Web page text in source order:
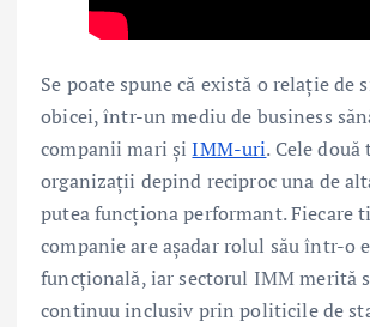
Se poate spune că există o relație de
obicei, într-un mediu de business
companii mari șiIMM-uri. Cele
organizații depind reciproc una de
putea funcționa performant. Fiecare
companie are așadar rolul său într-o
funcțională, iar sectorul IMM merită
continuu inclusiv prin politicile de